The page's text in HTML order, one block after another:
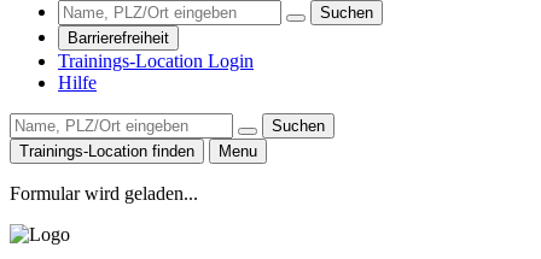
Suchen
Barrierefreiheit
Trainings-Location Login
Hilfe
Suchen
Trainings-Location finden
Menu
Formular wird geladen...